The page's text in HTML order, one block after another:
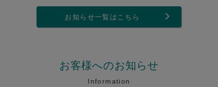
お知らせ一覧はこちら
お客様へのお知らせ
Information